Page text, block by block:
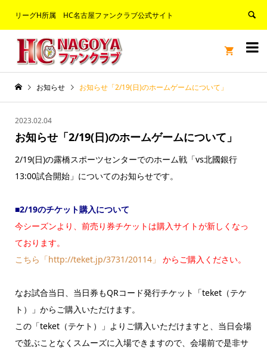
リーグH所属 HC名古屋ファンクラブ公式サイト


お知らせ お知らせ「2/19(日)のホームゲームについて」
2023.02.04
お知らせ「2/19(日)のホームゲームについて」
2/19(日)の露橋スポーツセンターでのホーム戦「vs北國銀行
13:00試合開始」についてのお知らせです。
■2/19のチケット購入について
今シーズンより、前売り券チケットは購入サイトが新しくなっ
ております。
こちら「http://teket.jp/3731/20114」 からご購入ください。
なお試合当日、当日券もQRコード発行チケット「teket（テケ
ト）」からご購入いただけます。
この「teket（テケト）」よりご購入いただけますと、当日会場
で並ぶことなくスムーズに入場できますので、会場前で是非サ